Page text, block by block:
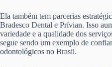
Ela também tem parcerias
Bradesco Dental e Prívian. Isso
variedade e a qualidade dos
segue sendo um exemplo de
odontológicos no Brasil.